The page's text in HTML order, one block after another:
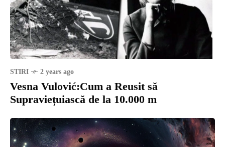
STIRI 2 years ago
Vesna Vulović:Cum a Reusit să
Supraviețuiască de la 10.000 m